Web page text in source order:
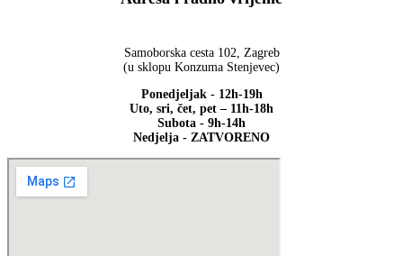
Samoborska cesta 102, Zagreb
(u sklopu Konzuma Stenjevec)
Ponedjeljak - 12h-19h
Uto, sri, čet, pet – 11h-18h
Subota - 9h-14h
Nedjelja - ZATVORENO